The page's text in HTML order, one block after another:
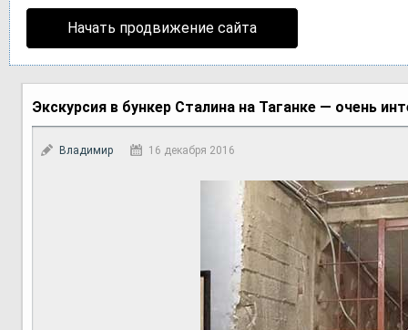
Начать продвижение сайта
Экскурсия в бункер Сталина на Таганке — очень
Владимир 16 декабря 2016